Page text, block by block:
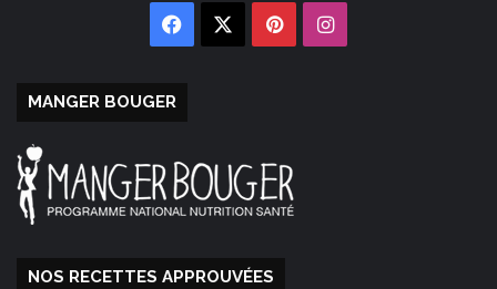
Facebook PinterestInstagram
MANGER BOUGER
NOS RECETTES APPROUVÉES